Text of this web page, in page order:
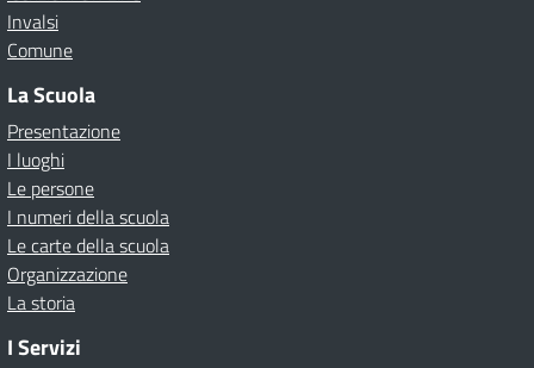
Invalsi
Comune
La Scuola
Presentazione
I luoghi
Le persone
I numeri della scuola
Le carte della scuola
Organizzazione
La storia
I Servizi